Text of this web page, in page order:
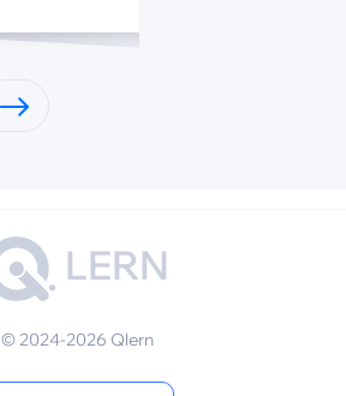
LERN
© 2024-2026 Qlern